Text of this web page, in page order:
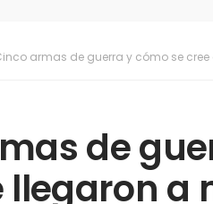
armas de guerra y cómo se
de
llegaron a